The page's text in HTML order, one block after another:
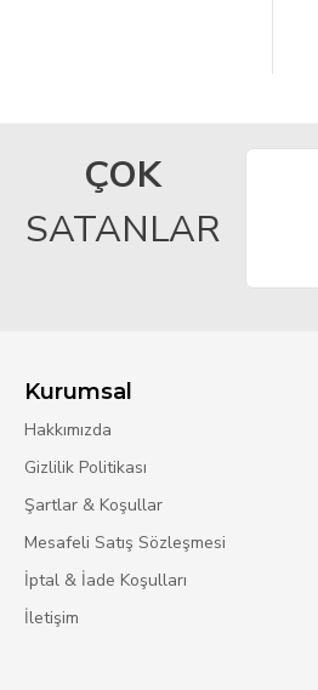
ÇOK
SATANLAR
Kurumsal
Hakkımızda
Gizlilik Politikası
Şartlar & Koşullar
Mesafeli Satış Sözleşmesi
İptal & İade Koşulları
İletişim